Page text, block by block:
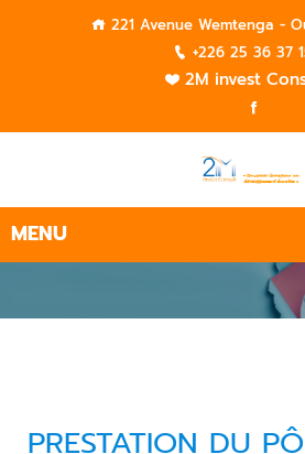
221 Avenue Wemtenga -
+226 25 36 37
2M invest
PRESTATION DU